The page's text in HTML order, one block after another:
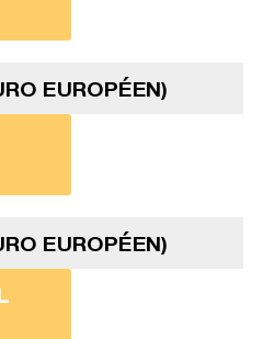
EUROPÉEN)
EUROPÉEN)